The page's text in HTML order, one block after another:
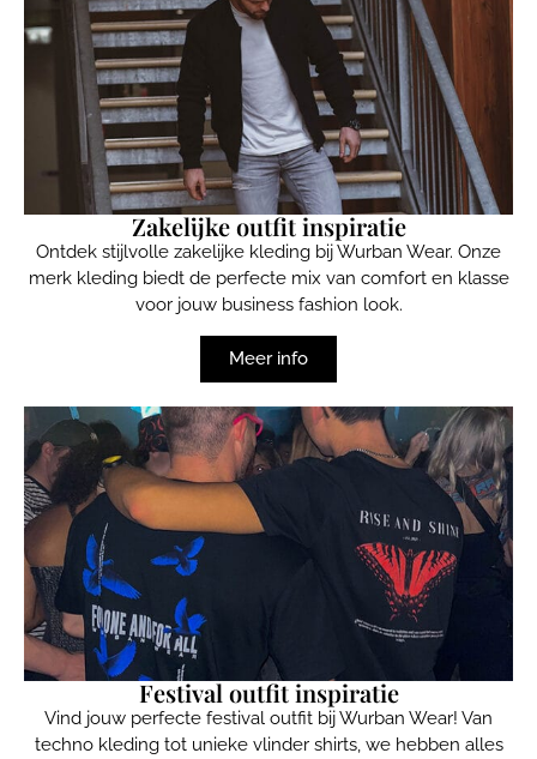
Zakelijke outfit inspiratie
Ontdek stijlvolle zakelijke kleding bij Wurban Wear. Onze
merk kleding biedt de perfecte mix van comfort en klasse
voor jouw business fashion look.
Meer info
Festival outfit inspiratie
Vind jouw perfecte festival outfit bij Wurban Wear! Van
techno kleding tot unieke vlinder shirts, we hebben alles